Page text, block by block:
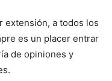
extensión, a todos los
es un placer entrar
de opiniones y